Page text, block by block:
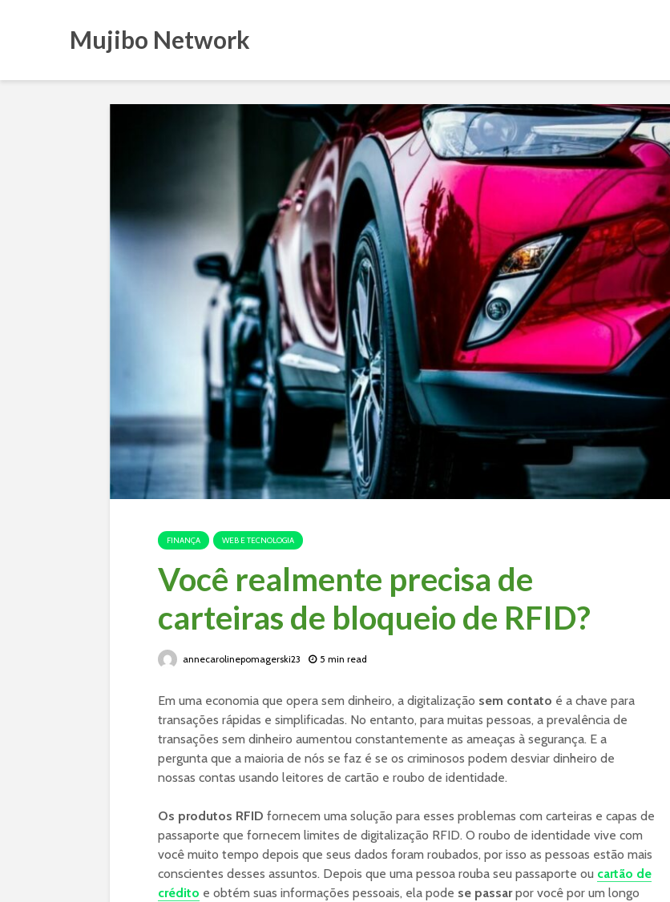
Mujibo Network
FINANÇA WEB E TECNOLOGIA
Você realmente precisa de
carteiras de bloqueio de RFID?
annecarolinepomagerski23 5 min read
Em uma economia que opera sem dinheiro, a digitalização sem contato é a chave para
transações rápidas e simplificadas. No entanto, para muitas pessoas, a prevalência de
transações sem dinheiro aumentou constantemente as ameaças à segurança. E a
pergunta que a maioria de nós se faz é se os criminosos podem desviar dinheiro de
nossas contas usando leitores de cartão e roubo de identidade.
Os produtos RFID fornecem uma solução para esses problemas com carteiras e capas de
passaporte que fornecem limites de digitalização RFID. O roubo de identidade vive com
você muito tempo depois que seus dados foram roubados, por isso as pessoas estão mais
conscientes desses assuntos. Depois que uma pessoa rouba seu passaporte ou cartão de
crédito e obtém suas informações pessoais, ela pode se passarpor você por um longo